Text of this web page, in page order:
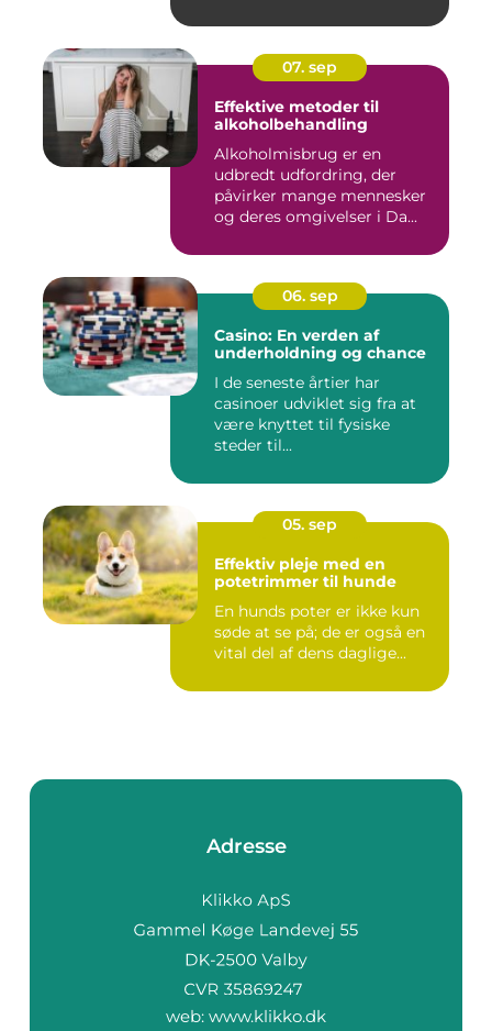
07. sep
Effektive metoder til
alkoholbehandling
Alkoholmisbrug er en
udbredt udfordring, der
påvirker mange mennesker
og deres omgivelser i Da...
06. sep
Casino: En verden af
underholdning og chance
I de seneste årtier har
casinoer udviklet sig fra at
være knyttet til fysiske
steder til...
05. sep
Effektiv pleje med en
potetrimmer til hunde
En hunds poter er ikke kun
søde at se på; de er også en
vital del af dens daglige...
Adresse
web: www.klikko.dk